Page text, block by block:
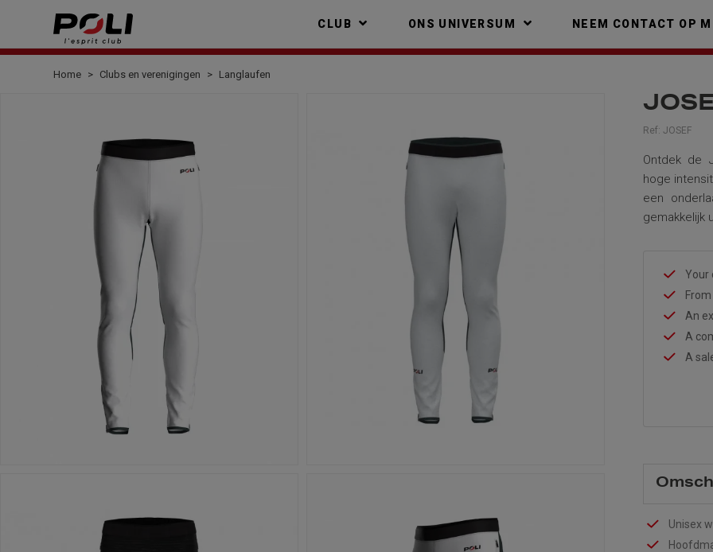
CLUB ONS UNIVERSUM NEEM CONTACT OP
Home Clubs en verenigingen Langlaufen
Ref: JOSEF
Ontdek de
hoge
een
gemakkelijk
Your
An
A
A
Unisex